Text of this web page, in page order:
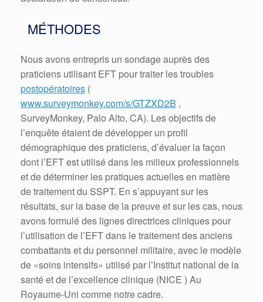
MÉTHODES
Nous avons entrepris un sondage auprès des
praticiens utilisant EFT pour traiter les troubles
postopératoires (
www.surveymonkey.com/s/GTZXD2B ,
SurveyMonkey, Palo Alto, CA). Les objectifs de
l’enquête étaient de développer un profil
démographique des praticiens, d’évaluer la façon
dont l’EFT est utilisé dans les milieux professionnels
et de déterminer les pratiques actuelles en matière
de traitement du SSPT. En s’appuyant sur les
résultats, sur la base de la preuve et sur les cas, nous
avons formulé des lignes directrices cliniques pour
l’utilisation de l’EFT dans le traitement des anciens
combattants et du personnel militaire, avec le modèle
de «soins intensifs» utilisé par l’Institut national de la
santé et de l’excellence clinique (NICE ) Au
Royaume-Uni comme notre cadre.